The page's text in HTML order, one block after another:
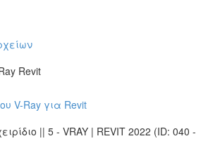
Revit
V-Ray για Revit
|| 5 - VRAY | REVIT 2022 (ID: 040 -